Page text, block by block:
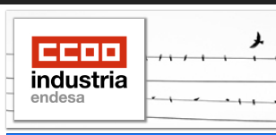
Pasar
contenido
principal